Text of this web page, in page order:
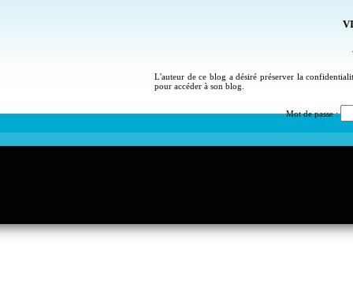
L'auteur de ce blog a désiré préserver la
pour accéder à son blog.
Mot de passe :